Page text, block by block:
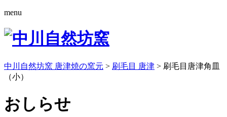
menu
中川自然坊窯 唐津焼の窯元 > 刷毛目 唐津 > 刷毛目唐津角皿
（小）
おしらせ